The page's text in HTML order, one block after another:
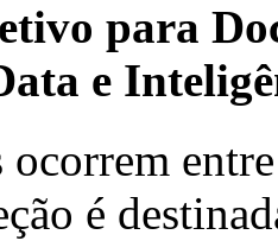
para
e
ocorrem
é